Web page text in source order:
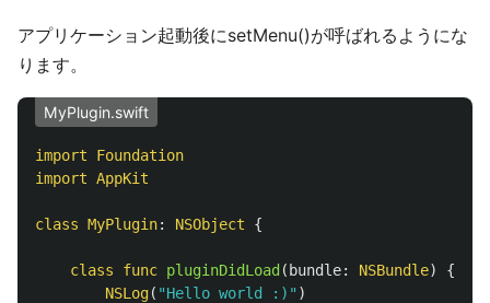
アプリケーション起動後にsetMenu()が呼ばれるようにな
ります。
MyPlugin.swift
import
Foundation
import AppKit
class MyPlugin: NSObject {
class func pluginDidLoad ( bundle: NSBundle)
{
NSLog( "Hello world :)" )